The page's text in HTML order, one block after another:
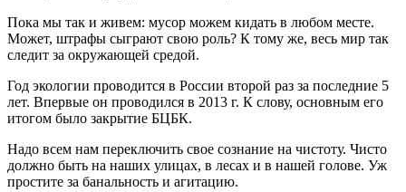
Пока мы так и живем: мусор можем кидать в любом месте.
Может, штрафы сыграют свою роль? К тому же, весь мир так
следит за окружающей средой.
Год экологии проводится в России второй раз за последние 5
лет. Впервые он проводился в 2013 г. К слову, основным его
итогом было закрытие БЦБК.
Надо всем нам переключить свое сознание на чистоту. Чисто
должно быть на наших улицах, в лесах и в нашей голове. Уж
простите за банальность и агитацию.